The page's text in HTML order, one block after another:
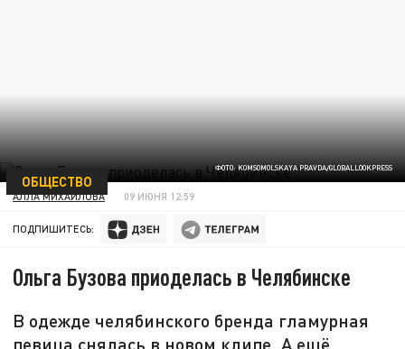
ФОТО: KOMSOMOLSKAYA PRAVDA/GLOBALLOOKPRESS
ОБЩЕСТВО
АЛЛА МИХАЙЛОВА 09 ИЮНЯ 12:59
ПОДПИШИТЕСЬ:
Ольга Бузова приоделась в Челябинске
В одежде челябинского бренда гламурная
певица снялась в новом клипе. А ещё